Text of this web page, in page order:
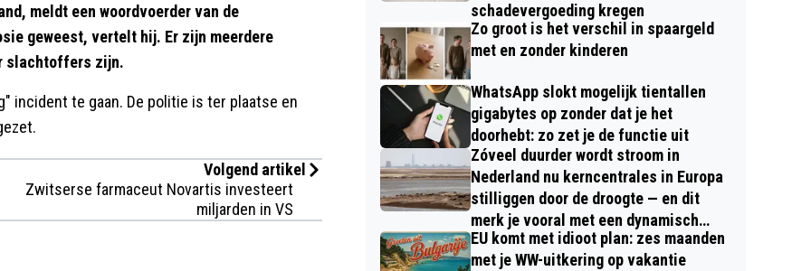
meldt een woordvoerder van de
geweest, vertelt hij. Er zijn meerdere
slachtoffers zijn.
incident te gaan. De politie is ter plaatse en
Volgend artikel
Zwitserse farmaceut Novartis investeert
miljarden in VS
schadevergoeding kregen
Zo groot is het verschil in spaargeld
met en zonder kinderen
WhatsApp slokt mogelijk tientallen
gigabytes op zonder dat je het
doorhebt: zo zet je de functie uit
Zóveel duurder wordt stroom in
Nederland nu kerncentrales in Europa
stilliggen door de droogte — en dit
merk je vooral met een dynamisch
contract
EU komt met idioot plan: zes maanden
met je WW-uitkering op vakantie